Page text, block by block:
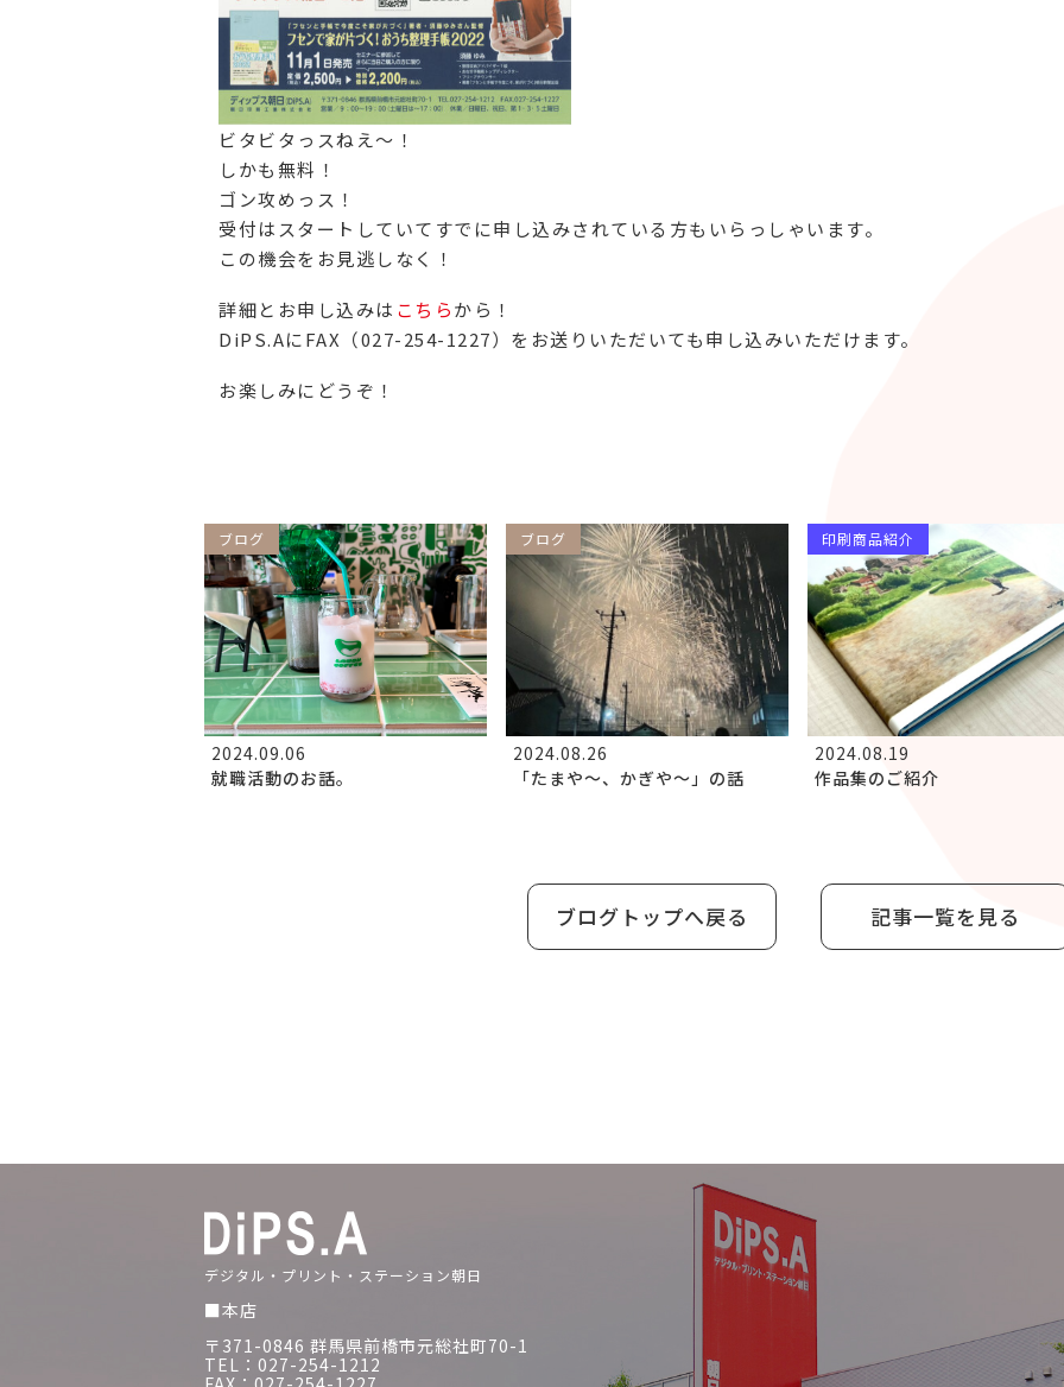
ビタビタっスねえ～！
しかも無料！
ゴン攻めっス！
受付はスタートしていてすでに申し込みされている方もいらっしゃいます。
この機会をお見逃しなく！
詳細とお申し込みは こちらから！
DiPS.AにFAX（027-254-1227）をお送りいただいても申し込みいただけます。
お楽しみにどうぞ！
ブログ
2024.09.06
就職活動のお話。
ブログ
2024.08.26
「たまや～、かぎや～」の話
印刷商品紹介
2024.08.19
作品集のご紹介
ブログトップへ戻る 記事一覧を見る
デジタル・プリント・ステーション朝日
■本店
〒371-0846 群馬県前橋市元総社町70-1
TEL：027-254-1212